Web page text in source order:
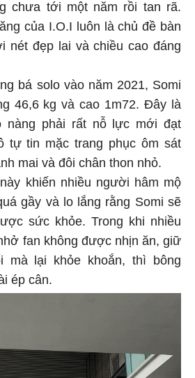
chưa tới một năm rồi tan rã.
của I.O.I luôn là chủ đề bàn
nét đẹp lai và chiều cao đáng
bá solo vào năm 2021, Somi
46,6 kg và cao 1m72. Đây là
nàng phải rất nỗ lực mới đạt
tự tin mặc trang phục ôm sát
mai và đôi chân thon nhỏ.
khiến nhiều người hâm mộ
gầy và lo lắng rằng Somi sẽ
sức khỏe. Trong khi nhiều
fan không được nhịn ăn, giữ
mà lại khỏe khoắn, thì bông
ép cân.